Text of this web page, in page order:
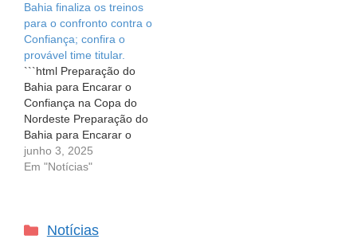
acelerado! Nesta quarta-
feira, dia 4, o Esquadrão
de Aço volta ao gramado
para enfrentar o
Confiança em…
Bahia finaliza os treinos
para o confronto contra o
Confiança; confira o
provável time titular.
```html Preparação do
Bahia para Encarar o
Confiança na Copa do
Nordeste Preparação do
Bahia para Encarar o
Confiança na Copa do
Nordeste No coração de
se renova a cada jogo.
junho 3, 2025
Em "Notícias"
Categorias
Notícias